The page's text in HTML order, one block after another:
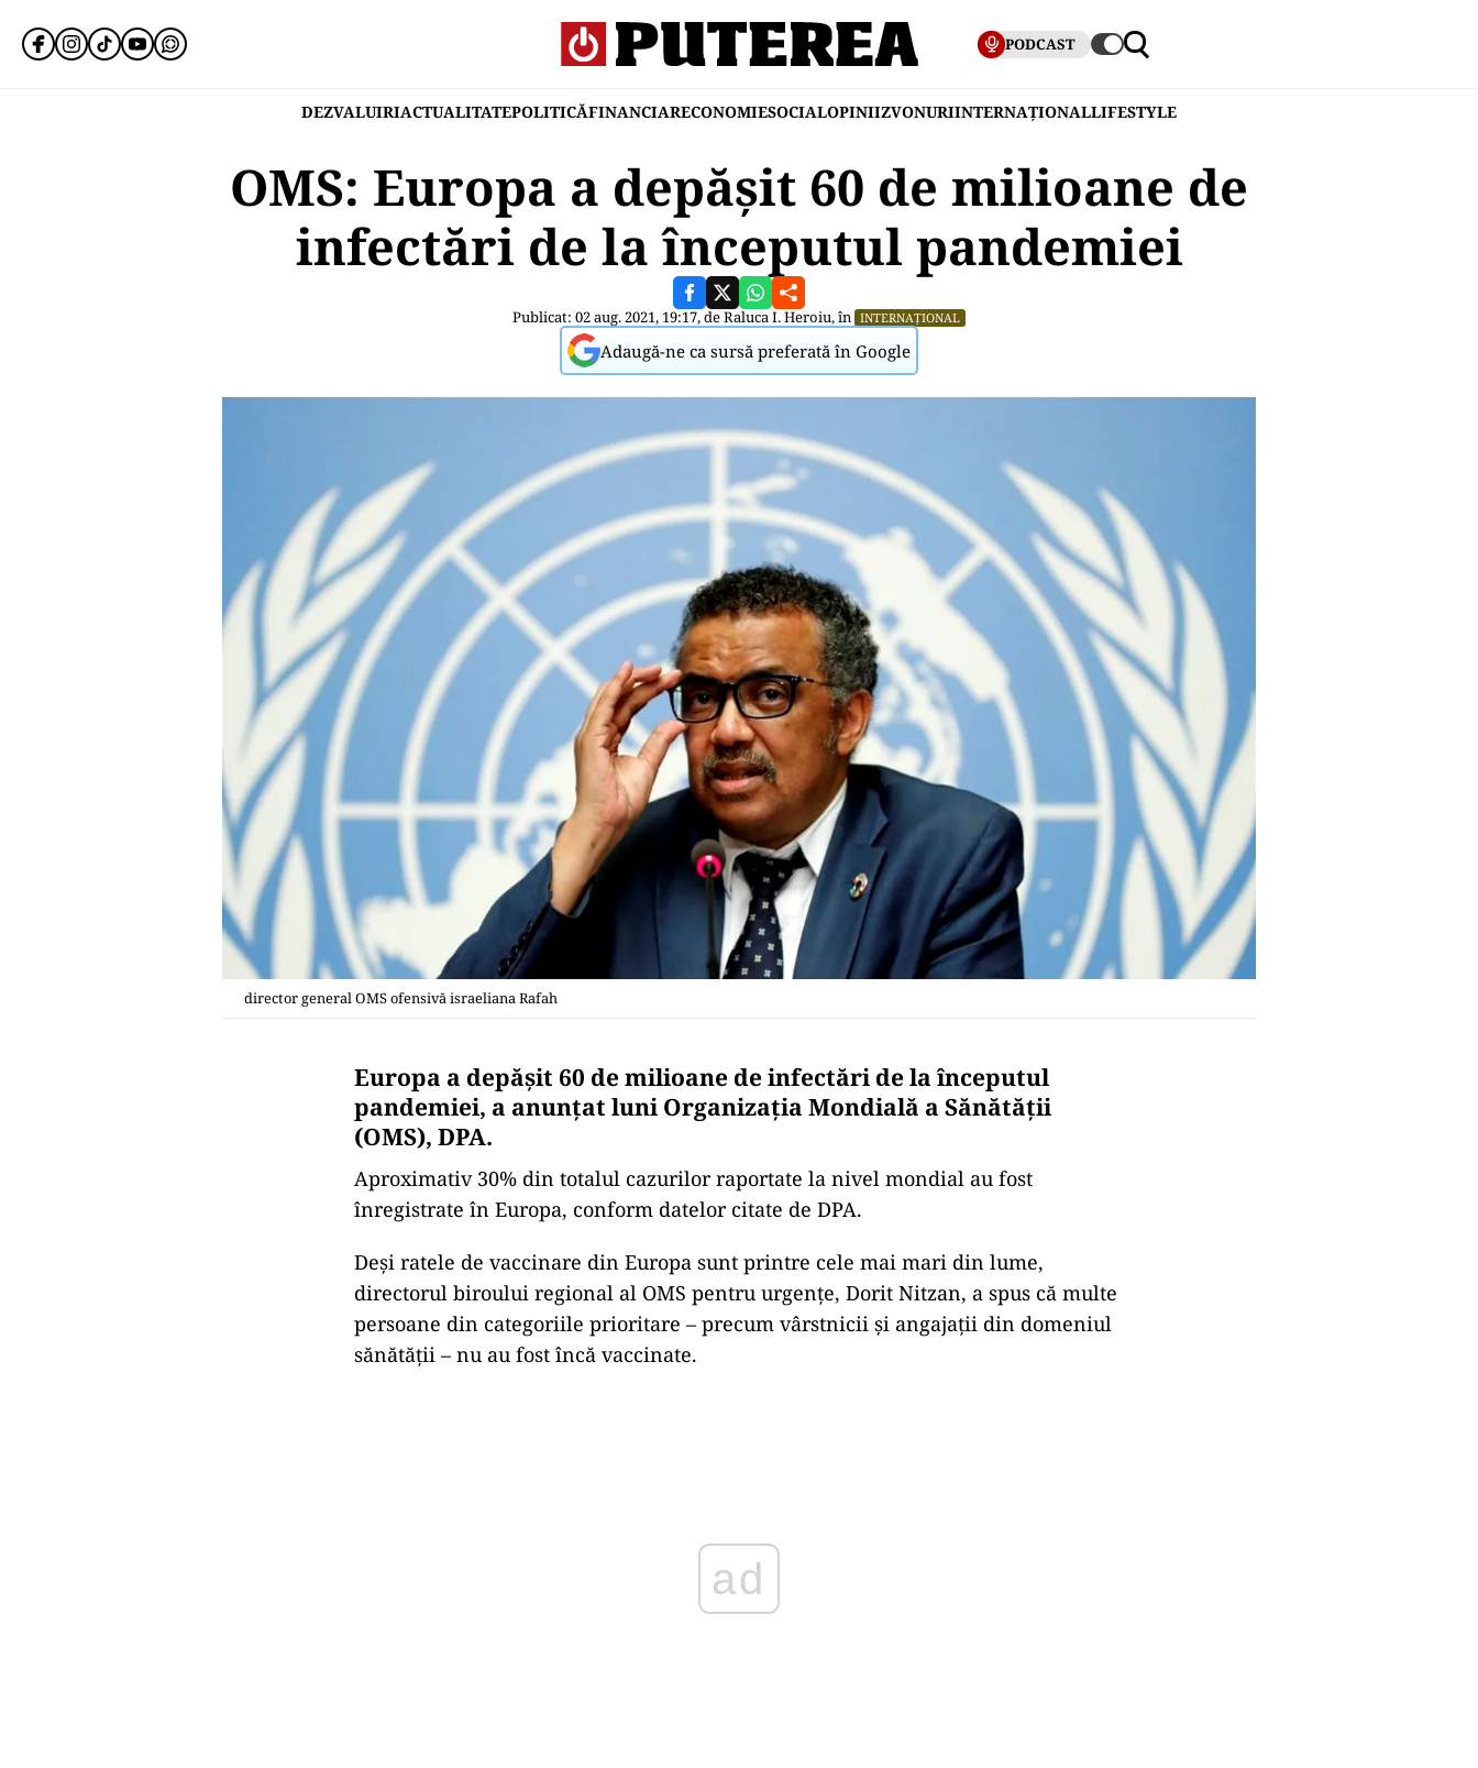
PODCAST
DEZVALUIRIACTUALITATEPOLITICĂFINANCIARECONOMIESOCIALOPINIIZVONURIINTERNAȚIONALLIFESTYLE
OMS: Europa a depăşit 60 de milioane de
infectări de la începutul pandemiei
Publicat: 02 aug. 2021, 19:17, deRaluca I. Heroiu, în INTERNAȚIONAL
Adaugă-ne ca sursă preferată în Google
director general OMS ofensivă israeliana Rafah
Europa a depăşit 60 de milioane de infectări de la începutul
pandemiei, a anunţat luni Organizaţia Mondială a Sănătăţii
(OMS), DPA.
Aproximativ 30% din totalul cazurilor raportate la nivel mondial au fost
înregistrate în Europa, conform datelor citate de DPA.
Deşi ratele de vaccinare din Europa sunt printre cele mai mari din lume,
directorul biroului regional al OMS pentru urgenţe, Dorit Nitzan, a spus că multe
persoane din categoriile prioritare – precum vârstnicii şi angajaţii din domeniul
sănătăţii – nu au fost încă vaccinate.